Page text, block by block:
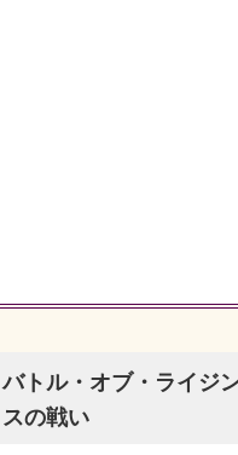
バトル・オブ・ライジ
スの戦い